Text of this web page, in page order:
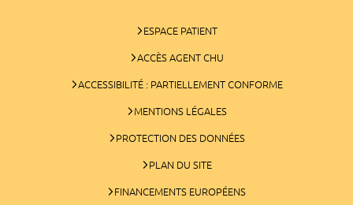
ESPACE PATIENT
ACCÈS AGENT CHU
ACCESSIBILITÉ : PARTIELLEMENT CONFORME
MENTIONS LÉGALES
PROTECTION DES DONNÉES
PLAN DU SITE
FINANCEMENTS EUROPÉENS